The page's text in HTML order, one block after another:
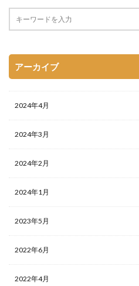
アーカイブ
2024年4月
2024年3月
2024年2月
2024年1月
2023年5月
2022年6月
2022年4月